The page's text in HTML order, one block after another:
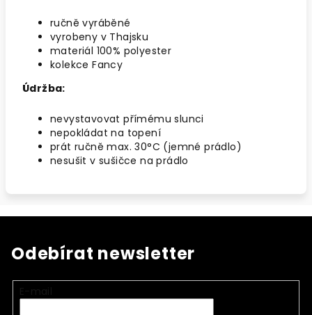
ručně vyráběné
vyrobeny v Thajsku
materiál 100% polyester
kolekce Fancy
Údržba:
nevystavovat přímému slunci
nepokládat na topení
prát ručně max. 30°C (jemné prádlo)
nesušit v sušičce na prádlo
Odebírat newsletter